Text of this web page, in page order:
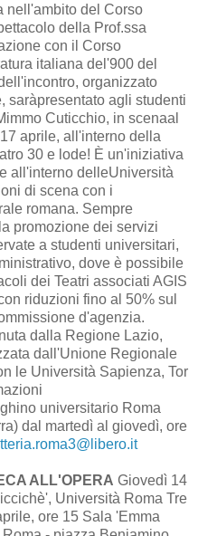
nell'ambito del Corso
della Prof.ssa
con il Corso
italiana del'900 del
organizzato
saràpresentato agli studenti
Cuticchio, in scenaal
aprile, all'interno della
30 e lode! È un'iniziativa
all'interno delleUniversità
di scena con i
romana. Sempre
promozione dei servizi
a studenti universitari,
dove è possibile
dei Teatri associati AGIS
riduzioni fino al 50% sul
d'agenzia.
dalla Regione Lazio,
dall'Unione Regionale
le Università Sapienza, Tor
universitario Roma
dal martedì al giovedì, ore
ALL'OPERA Giovedì 14
Università Roma Tre
ore 15 Sala 'Emma